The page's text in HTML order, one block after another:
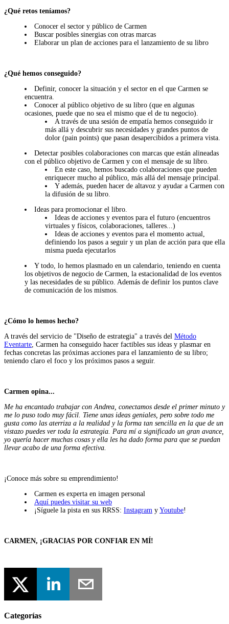
¿Qué retos teníamos?
Conocer el sector y público de Carmen
Buscar posibles sinergias con otras marcas
Elaborar un plan de acciones para el lanzamiento de su libro
¿Qué hemos conseguido?
Definir, conocer la situación y el sector en el que Carmen se
encuentra.
Conocer al público objetivo de su libro (que en algunas
ocasiones, puede que no sea el mismo que el de tu negocio).
A través de una sesión de empatía hemos conseguido ir
más allá y descubrir sus necesidades y grandes puntos de
dolor (pain points) que pasan desapercibidos a primera vista.
Detectar posibles colaboraciones con marcas que están alineadas
con el público objetivo de Carmen y con el mensaje de su libro.
En este caso, hemos buscado colaboraciones que pueden
enriquecer mucho al público, más allá del mensaje principal.
Y además, pueden hacer de altavoz y ayudar a Carmen con
la difusión de su libro.
Ideas para promocionar el libro.
Ideas de acciones y eventos para el futuro (encuentros
virtuales y físicos, colaboraciones, talleres...)
Ideas de acciones y eventos para el momento actual,
definiendo los pasos a seguir y un plan de acción para que ella
misma pueda ejecutarlos
Y todo, lo hemos plasmado en un calendario, teniendo en cuenta
los objetivos de negocio de Carmen, la estacionalidad de los eventos
y las necesidades de su público. Además de definir los puntos clave
de comunicación de los mismos.
¿Cómo lo hemos hecho?
A través del servicio de "Diseño de estrategia" a través del Método
Eventarte , Carmen ha conseguido hacer factibles sus ideas y plasmar en
fechas concretas las próximas acciones para el lanzamiento de su libro;
teniendo claro el foco y los próximos pasos a seguir.
Carmen opina...
Me ha encantado trabajar con Andrea, conectamos desde el primer minuto y
me lo puso todo muy fácil. Tiene unas ideas geniales, pero sobre todo me
gusta como las aterriza a la realidad y la forma tan sencilla en la que de un
vistazo puedes ver toda la estrategia. Para mí a significado un gran avance,
yo quería hacer muchas cosas y ella les ha dado forma para que se puedan
llevar acabo de una forma efectiva.
¡Conoce más sobre su emprendimiento!
Carmen es experta en imagen personal
Aquí puedes visitar su web
¡Síguele la pista en sus RRSS: Instagram y Youtube!
CARMEN, ¡GRACIAS POR CONFIAR EN MÍ!
Categorías